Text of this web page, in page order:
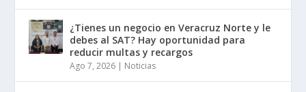
¿Tienes un negocio en Veracruz Norte y le
debes al SAT? Hay oportunidad para
reducir multas y recargos
Ago 7, 2026 | Noticias